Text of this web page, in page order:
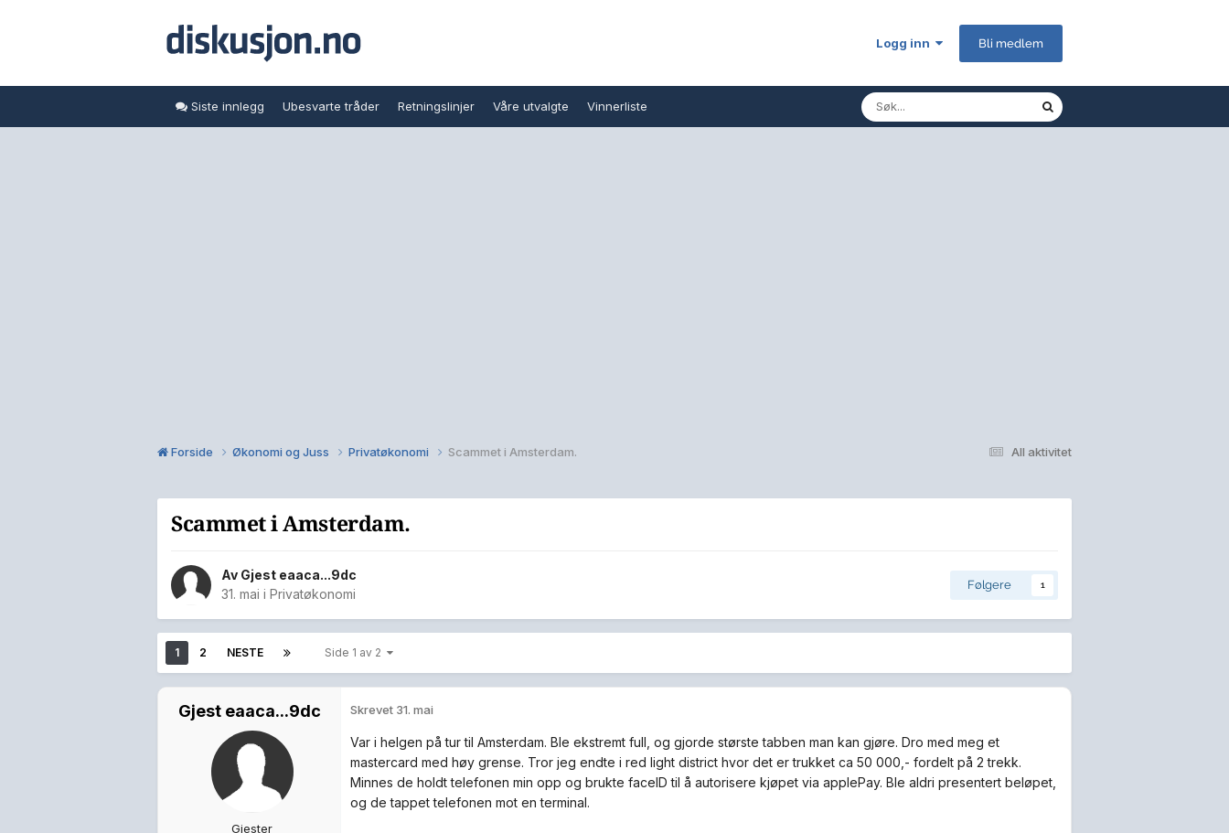
Logg inn Bli medlem
Siste innlegg Ubesvarte tråder Retningslinjer Våre utvalgte Vinnerliste
All aktivitet
Forside Økonomi og Juss Privatøkonomi Scammet i Amsterdam.
Scammet i Amsterdam.
Av Gjest eaaca...9dc
31. mai i Privatøkonomi
Følgere 1
1 2 NESTE Side 1 av 2
Gjest eaaca...9dc
Gjester
Skrevet 31. mai
Var i helgen på tur til Amsterdam. Ble ekstremt full, og gjorde største tabben man kan gjøre. Dro med meg et
mastercard med høy grense. Tror jeg endte i red light district hvor det er trukket ca 50 000,- fordelt på 2 trekk.
Minnes de holdt telefonen min opp og brukte faceID til å autorisere kjøpet via applePay. Ble aldri presentert beløpet,
og de tappet telefonen mot en terminal.